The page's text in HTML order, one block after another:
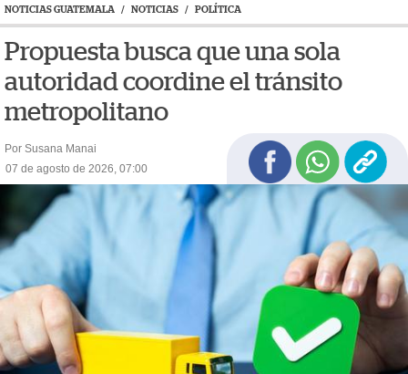
NOTICIAS GUATEMALA / NOTICIAS / POLÍTICA
Propuesta busca que una sola
autoridad coordine el tránsito
metropolitano
Por Susana Manai
07 de agosto de 2026, 07:00